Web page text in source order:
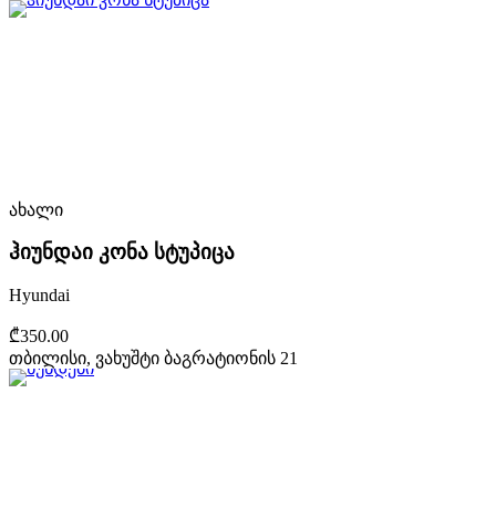
ახალი
ჰიუნდაი კონა სტუპიცა
Hyundai
₾350.00
თბილისი, ვახუშტი ბაგრატიონის 21